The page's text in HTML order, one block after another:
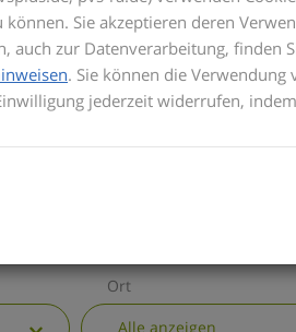
können. Sie akzeptieren deren
auch zur Datenverarbeitung, finden
. Sie können die Verwendung
jederzeit widerrufen,
Ort
Alle anzeigen